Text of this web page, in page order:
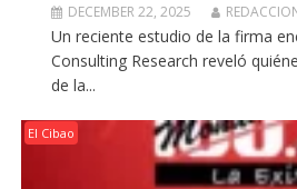
DECEMBER 22, 2025
Un reciente estudio de la firma
Consulting Research reveló
de la...
El Cibao